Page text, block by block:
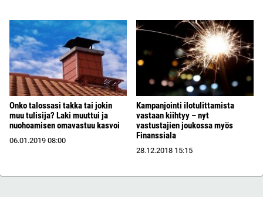
Onko talossasi takka tai jokin
muu tulisija? Laki muuttui ja
nuohoamisen omavastuu kasvoi
06.01.2019 08:00
Kampanjointi ilotulittamista
vastaan kiihtyy – nyt
vastustajien joukossa myös
Finanssiala
28.12.2018 15:15